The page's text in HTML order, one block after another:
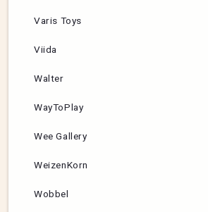
Varis Toys
Viida
Walter
WayToPlay
Wee Gallery
WeizenKorn
Wobbel